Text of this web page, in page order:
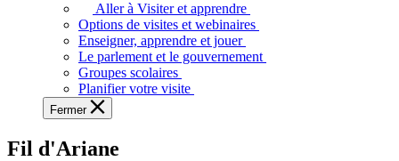
voir,
apprendre
et
à
à
Aller à Visiter et apprendre
Options de visites et webinaires
Enseigner, apprendre et jouer
Le parlement et le gouvernement
Groupes scolaires
Planifier votre visite
Fermer
Fil d'Ariane